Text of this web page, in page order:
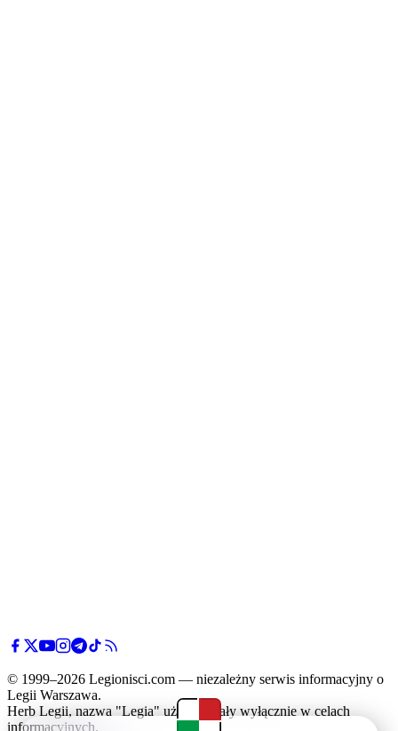
© 1999–2026 Legionisci.com — niezależny serwis informacyjny o
Legii Warszawa.
Herb Legii, nazwa "Legia" użyte zostały wyłącznie w celach
informacyjnych.